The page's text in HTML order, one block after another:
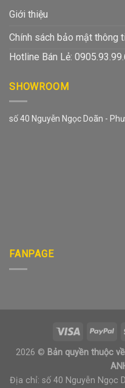
Giới thiệu
Chính sách bảo mật thông
Hotline Bán Lẻ:
SHOWROOM
số 40 Nguyễn Ngọc Doãn -
FANPAGE
2026 © Bản quyền thuộc
Địa chỉ: số 40 Nguyễn Ngọc